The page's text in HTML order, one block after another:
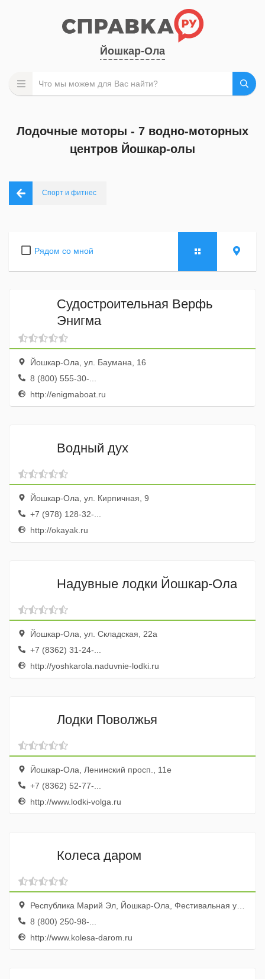
Йошкар-Ола
Лодочные моторы - 7 водно-моторных
центров Йошкар-олы
Спорт и фитнес
Рядом со мной
Судостроительная Верфь
Энигма
Йошкар-Ола, ул. Баумана, 16
8 (800) 555-30-...
http://enigmaboat.ru
Водный дух
Йошкар-Ола, ул. Кирпичная, 9
+7 (978) 128-32-...
http://okayak.ru
Надувные лодки Йошкар-Ола
Йошкар-Ола, ул. Складская, 22а
+7 (8362) 31-24-...
http://yoshkarola.naduvnie-lodki.ru
Лодки Поволжья
Йошкар-Ола, Ленинский просп., 11е
+7 (8362) 52-77-...
http://www.lodki-volga.ru
Колеса даром
Республика Марий Эл, Йошкар-Ола, Фестивальная улица, 72Б
8 (800) 250-98-...
http://www.kolesa-darom.ru